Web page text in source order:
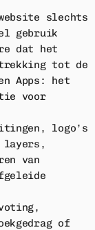
slechts
gebruik
dat het
tot de
Apps: het
voor
logo’s
van
of